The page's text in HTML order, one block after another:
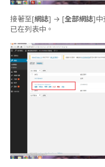
接著至[網誌] → [全部網誌]中
已在列表中。